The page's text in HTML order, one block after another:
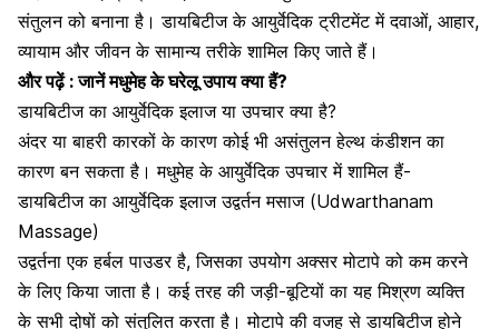
संतुलन को बनाना है। डायबिटीज के आयुर्वेदिक ट्रीटमेंट में दवाओं, आहार,
व्यायाम और जीवन के सामान्य तरीके शामिल किए जाते हैं।
और पढ़ें :जानें मधुमेह के घरेलू उपाय क्या हैं?
डायबिटीज का आयुर्वेदिक इलाज या उपचार क्या है?
अंदर या बाहरी कारकों के कारण कोई भी असंतुलन हेल्थ कंडीशन का
कारण बन सकता है। मधुमेह के आयुर्वेदिक उपचार में शामिल हैं-
डायबिटीज का आयुर्वेदिक इलाज उद्वर्तन मसाज (Udwarthanam
Massage)
उद्वर्तना एक हर्बल पाउडर है, जिसका उपयोग अक्सर मोटापे को कम करने
के लिए किया जाता है। कई तरह की जड़ी-बूटियों का यह मिश्रण व्यक्ति
के सभी दोषों को संतुलित करता है। मोटापे की वजह से डायबिटीज होने